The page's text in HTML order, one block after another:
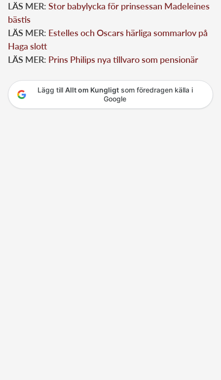
LÄS MER: Stor babylycka för prinsessan Madeleines
bästis
LÄS MER: Estelles och Oscars härliga sommarlov på
Haga slott
LÄS MER: Prins Philips nya tillvaro som pensionär
Lägg till Allt om Kungligtsom föredragen källa i
Google